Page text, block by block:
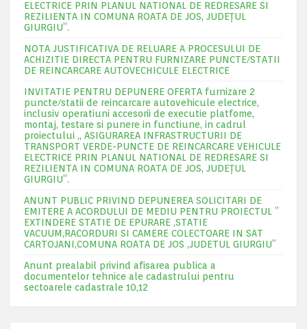
ELECTRICE PRIN PLANUL NATIONAL DE REDRESARE SI
REZILIENTA IN COMUNA ROATA DE JOS, JUDEŢUL
GIURGIU”.
NOTA JUSTIFICATIVA DE RELUARE A PROCESULUI DE
ACHIZITIE DIRECTA PENTRU FURNIZARE PUNCTE/STATII
DE REINCARCARE AUTOVECHICULE ELECTRICE
INVITATIE PENTRU DEPUNERE OFERTA furnizare 2
puncte/statii de reincarcare autovehicule electrice,
inclusiv operatiuni accesorii de executie platfome,
montaj, testare si punere in functiune, in cadrul
proiectului „ ASIGURAREA INFRASTRUCTURII DE
TRANSPORT VERDE-PUNCTE DE REINCARCARE VEHICULE
ELECTRICE PRIN PLANUL NATIONAL DE REDRESARE SI
REZILIENTA IN COMUNA ROATA DE JOS, JUDEŢUL
GIURGIU”.
ANUNT PUBLIC PRIVIND DEPUNEREA SOLICITARI DE
EMITERE A ACORDULUI DE MEDIU PENTRU PROIECTUL ”
EXTINDERE STATIE DE EPURARE ,STATIE
VACUUM,RACORDURI SI CAMERE COLECTOARE IN SAT
CARTOJANI,COMUNA ROATA DE JOS ,JUDETUL GIURGIU”
Anunt prealabil privind afisarea publica a
documentelor tehnice ale cadastrului pentru
sectoarele cadastrale 10,12